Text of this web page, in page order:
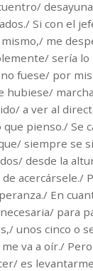
Si con el
me
sería
fuese/ por
hubiese/
a ver al
pienso./ Se
siempre se
desde la
acercársele./
En
para
unos cinco o
va a oír./
es